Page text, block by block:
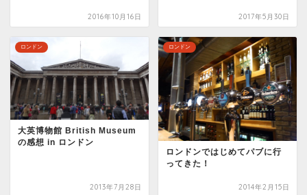
2016年10月16日 2017年5月30日
ロンドン
大英博物館 British Museum
の感想 in ロンドン
2013年7月28日
ロンドン
ロンドンではじめてパブに行
ってきた！
2014年2月15日